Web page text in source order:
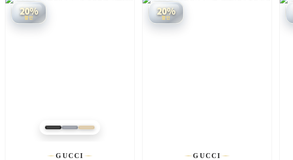
20%
할인
GUCCI
20%
할인
GUCCI